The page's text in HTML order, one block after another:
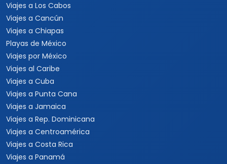
Viajes a Los Cabos
Viajes a Cancún
Viajes a Chiapas
Playas de México
Viajes por México
Viajes al Caribe
Viajes a Cuba
Viajes a Punta Cana
Viajes a Jamaica
Viajes a Rep. Dominicana
Viajes a Centroamérica
Viajes a Costa Rica
Viajes a Panamá